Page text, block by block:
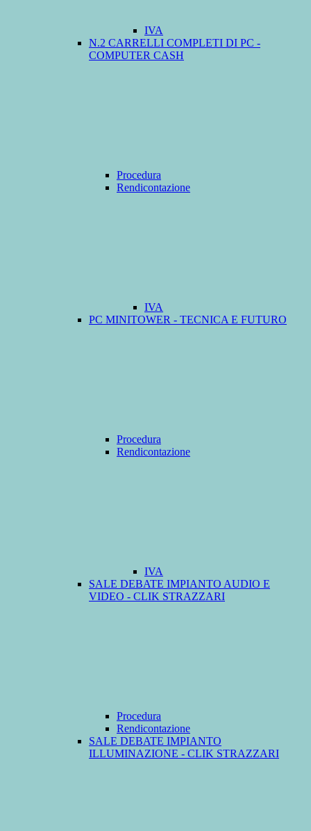
IVA
N.2 CARRELLI COMPLETI DI PC -
COMPUTER CASH
Procedura
Rendicontazione
IVA
PC MINITOWER - TECNICA E FUTURO
Procedura
Rendicontazione
IVA
SALE DEBATE IMPIANTO AUDIO E
VIDEO - CLIK STRAZZARI
Procedura
Rendicontazione
SALE DEBATE IMPIANTO
ILLUMINAZIONE - CLIK STRAZZARI